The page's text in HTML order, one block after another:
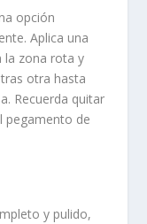
opción
Aplica una
la zona rota y
otra hasta
Recuerda quitar
pegamento de
y pulido,